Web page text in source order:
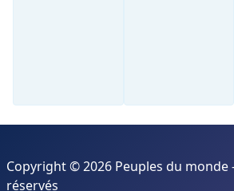
Copyright © 2026 Peuples du monde
réservés